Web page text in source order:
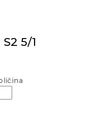
5/1